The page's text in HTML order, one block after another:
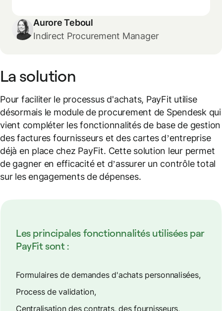
Aurore Teboul
Indirect Procurement Manager
La solution
Pour faciliter le processus d'achats, PayFit utilise
désormais le module de procurement de Spendesk qui
vient compléter les fonctionnalités de base de gestion
des factures fournisseurs et des cartes d’entreprise
déjà en place chez PayFit. Cette solution leur permet
de gagner en efficacité et d’assurer un contrôle total
sur les engagements de dépenses.
Les principales fonctionnalités utilisées par
PayFit sont :
Formulaires de demandes d'achats personnalisées,
Process de validation,
Centralisation des contrats, des fournisseurs,